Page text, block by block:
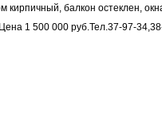
балкон остеклен,
1 500 000 руб.Тел.37-97-